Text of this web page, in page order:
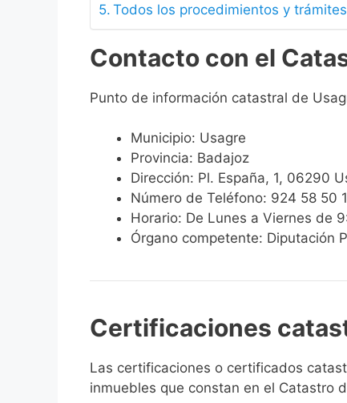
Todos los procedimientos y
Contacto con el
Punto de información catastral de
Municipio: Usagre
Provincia: Badajoz
Dirección: Pl. España, 1, 06290
Número de Teléfono: 924 58 50
Horario: De Lunes a Viernes de
Órgano competente: Diputación
Certificaciones
Las certificaciones o certificados
inmuebles que constan en el Catastro